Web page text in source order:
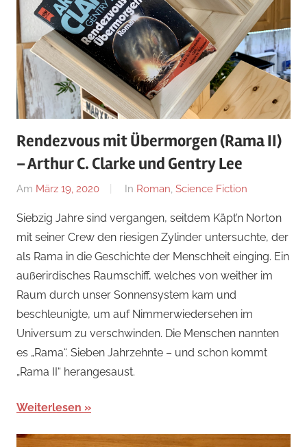
Rendezvous mit Übermorgen (Rama II)
– Arthur C. Clarke und Gentry Lee
Am März 19, 2020
Von
In Roman, Science Fiction
Siebzig Jahre sind vergangen, seitdem Käpt’n Norton
mit seiner Crew den riesigen Zylinder untersuchte, der
als Rama in die Geschichte der Menschheit einging. Ein
außerirdisches Raumschiff, welches von weither im
Raum durch unser Sonnensystem kam und
beschleunigte, um auf Nimmerwiedersehen im
Universum zu verschwinden. Die Menschen nannten
es „Rama“. Sieben Jahrzehnte – und schon kommt
„Rama II“ herangesaust.
Weiterlesen